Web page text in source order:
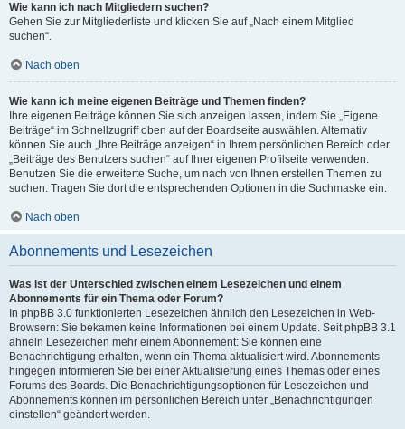
Wie kann ich nach Mitgliedern suchen?
Gehen Sie zur Mitgliederliste und klicken Sie auf „Nach einem Mitglied
suchen“.
Nach oben
Wie kann ich meine eigenen Beiträge und Themen finden?
Ihre eigenen Beiträge können Sie sich anzeigen lassen, indem Sie „Eigene
Beiträge“ im Schnellzugriff oben auf der Boardseite auswählen. Alternativ
können Sie auch „Ihre Beiträge anzeigen“ in Ihrem persönlichen Bereich oder
„Beiträge des Benutzers suchen“ auf Ihrer eigenen Profilseite verwenden.
Benutzen Sie die erweiterte Suche, um nach von Ihnen erstellen Themen zu
suchen. Tragen Sie dort die entsprechenden Optionen in die Suchmaske ein.
Nach oben
Abonnements und Lesezeichen
Was ist der Unterschied zwischen einem Lesezeichen und einem
Abonnements für ein Thema oder Forum?
In phpBB 3.0 funktionierten Lesezeichen ähnlich den Lesezeichen in Web-
Browsern: Sie bekamen keine Informationen bei einem Update. Seit phpBB 3.1
ähneln Lesezeichen mehr einem Abonnement: Sie können eine
Benachrichtigung erhalten, wenn ein Thema aktualisiert wird. Abonnements
hingegen informieren Sie bei einer Aktualisierung eines Themas oder eines
Forums des Boards. Die Benachrichtigungsoptionen für Lesezeichen und
Abonnements können im persönlichen Bereich unter „Benachrichtigungen
einstellen“ geändert werden.